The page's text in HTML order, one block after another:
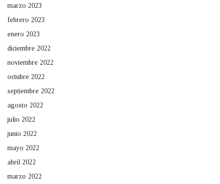
marzo 2023
febrero 2023
enero 2023
diciembre 2022
noviembre 2022
octubre 2022
septiembre 2022
agosto 2022
julio 2022
junio 2022
mayo 2022
abril 2022
marzo 2022